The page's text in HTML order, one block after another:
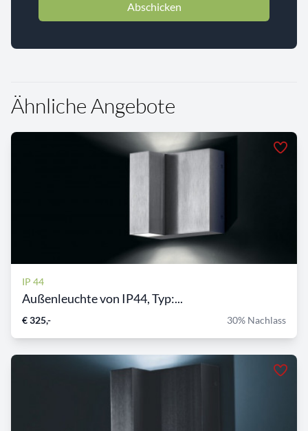
Abschicken
Ähnliche Angebote
IP 44
Außenleuchte von IP44, Typ:...
€ 325,- 30% Nachlass